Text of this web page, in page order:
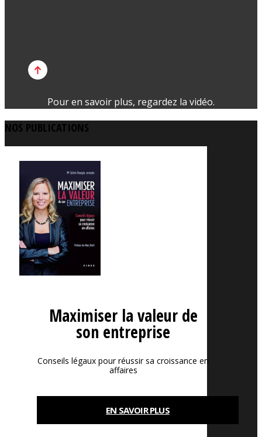
Pour en savoir plus, regardez la vidéo.
NOS PUBLICATIONS
Maximiser la valeur de
son entreprise
Conseils légaux pour réussir sa croissance en
affaires
EN SAVOIR PLUS